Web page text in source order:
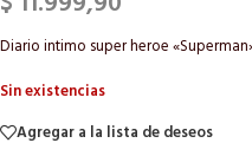
Diario intimo super heroe
Sin existencias
Agregar a la lista de deseos